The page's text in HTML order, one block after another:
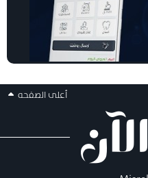
أعلى الصفحه